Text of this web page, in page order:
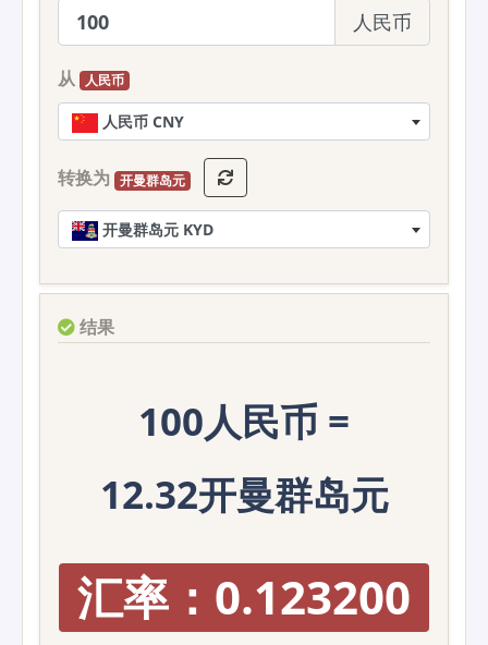
人民币
从 人民币
人民币 CNY
转换为 开曼群岛元
开曼群岛元 KYD
结果
100人民币 =
12.32开曼群岛元
汇率：0.123200